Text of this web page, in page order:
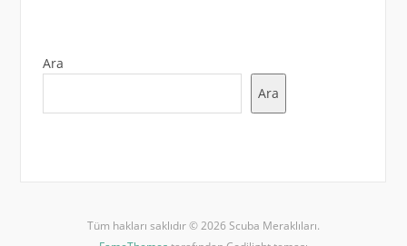
Ara
Ara
Tüm hakları saklıdır © 2026 Scuba Meraklıları.